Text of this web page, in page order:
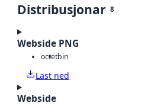
Distribusjonar 8
Webside PNG
octetbin
Last ned
Webside